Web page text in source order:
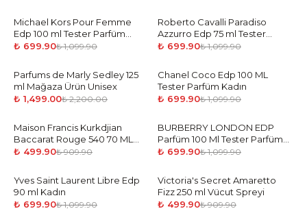
-36%
Michael Kors Pour Femme
Edp 100 ml Tester Parfüm
Kadın
₺ 699.90₺ 1,099.90
-36%
Roberto Cavalli Paradiso
Azzurro Edp 75 ml Tester
Parfüm Kadın
₺ 699.90₺ 1,099.90
-32%
Parfums de Marly Sedley 125
ml Mağaza Ürün Unisex
₺ 1,499.00₺ 2,200.00
-36%
Chanel Coco Edp 100 ML
Tester Parfüm Kadın
₺ 699.90₺ 1,099.90
-45%
Maison Francis Kurkdjian
Baccarat Rouge 540 70 ML
Vücut Losyonu
₺ 499.90₺ 909.90
-36%
BURBERRY LONDON EDP
Parfüm 100 Ml Tester Parfüm
Kadın
₺ 699.90₺ 1,099.90
-36%
Yves Saint Laurent Libre Edp
90 ml Kadın
₺ 699.90₺ 1,099.90
-45%
Victoria's Secret Amaretto
Fizz 250 ml Vücut Spreyi
₺ 499.90₺ 909.90